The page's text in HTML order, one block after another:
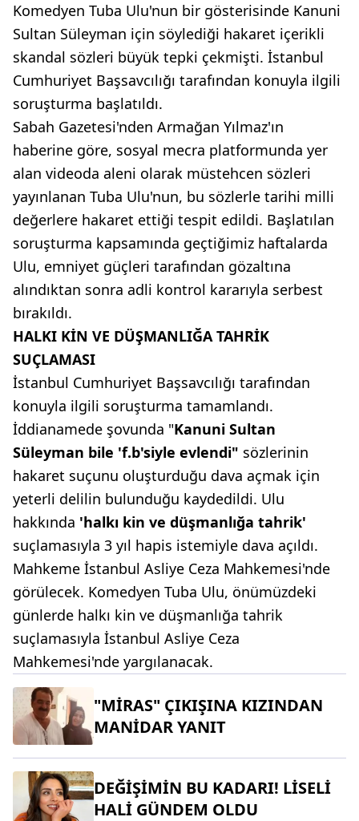
Komedyen Tuba Ulu'nun bir gösterisinde Kanuni
Sultan Süleyman için söylediği hakaret içerikli
skandal sözleri büyük tepki çekmişti. İstanbul
Cumhuriyet Başsavcılığı tarafından konuyla ilgili
soruşturma başlatıldı.
Sabah Gazetesi'nden Armağan Yılmaz'ın
haberine göre, sosyal mecra platformunda yer
alan videoda aleni olarak müstehcen sözleri
yayınlanan Tuba Ulu'nun, bu sözlerle tarihi milli
değerlere hakaret ettiği tespit edildi. Başlatılan
soruşturma kapsamında geçtiğimiz haftalarda
Ulu, emniyet güçleri tarafından gözaltına
alındıktan sonra adli kontrol kararıyla serbest
bırakıldı.
HALKI KİN VE DÜŞMANLIĞA TAHRİK
SUÇLAMASI
İstanbul Cumhuriyet Başsavcılığı tarafından
konuyla ilgili soruşturma tamamlandı.
İddianamede şovunda "Kanuni Sultan
Süleyman bile 'f.b'siyle evlendi" sözlerinin
hakaret suçunu oluşturduğu dava açmak için
yeterli delilin bulunduğu kaydedildi. Ulu
hakkında 'halkı kin ve düşmanlığa tahrik'
suçlamasıyla 3 yıl hapis istemiyle dava açıldı.
Mahkeme İstanbul Asliye Ceza Mahkemesi'nde
görülecek. Komedyen Tuba Ulu, önümüzdeki
günlerde halkı kin ve düşmanlığa tahrik
suçlamasıyla İstanbul Asliye Ceza
Mahkemesi'nde yargılanacak.
"MİRAS" ÇIKIŞINA KIZINDAN
MANİDAR YANIT
DEĞİŞİMİN BU KADARI! LİSELİ
HALİ GÜNDEM OLDU